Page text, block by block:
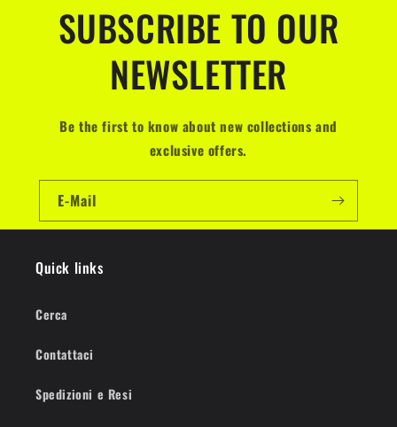
SUBSCRIBE TO OUR
NEWSLETTER
Be the first to know about new collections and
exclusive offers.
E-Mail
Quick links
Cerca
Contattaci
Spedizioni e Resi